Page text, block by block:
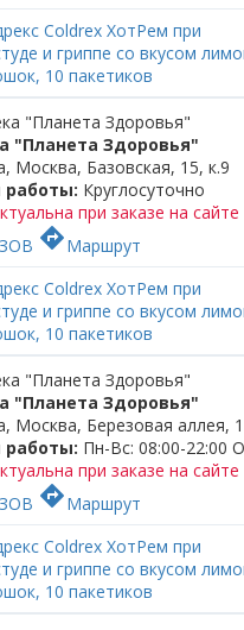
Coldrex ХотРем при
и гриппе со вкусом
10 пакетиков
"Планета Здоровья"
Москва, Базовская, 15, к.9
работы: Круглосуточно
при заказе на сайте
directionsМаршрут
Coldrex ХотРем при
и гриппе со вкусом
10 пакетиков
"Планета Здоровья"
Москва, Березовая аллея,
работы: Пн-Вс: 08:00-22:00
при заказе на сайте
directionsМаршрут
Coldrex ХотРем при
и гриппе со вкусом
10 пакетиков